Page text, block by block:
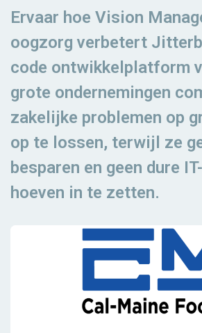
Ervaar hoe Vision
oogzorg verbetert
code ontwikkelplatform
grote ondernemingen
zakelijke problemen op
op te lossen, terwijl ze
besparen en geen dure
hoeven in te zetten.